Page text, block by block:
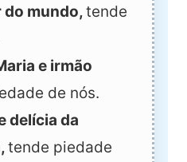
do mundo,tende
e irmão
de nós.
delícia da
tende piedade